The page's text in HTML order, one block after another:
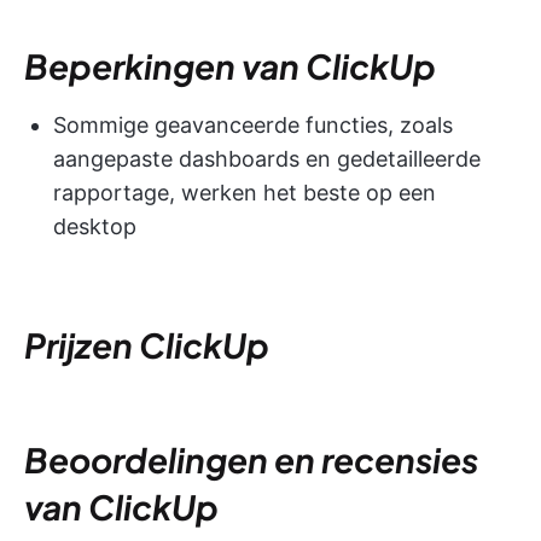
Beperkingen van ClickUp
Sommige geavanceerde functies, zoals
aangepaste dashboards en gedetailleerde
rapportage, werken het beste op een
desktop
Prijzen ClickUp
Beoordelingen en recensies
van ClickUp